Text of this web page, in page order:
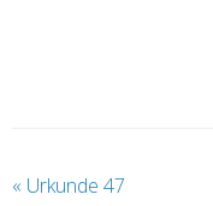
« Urkunde 47